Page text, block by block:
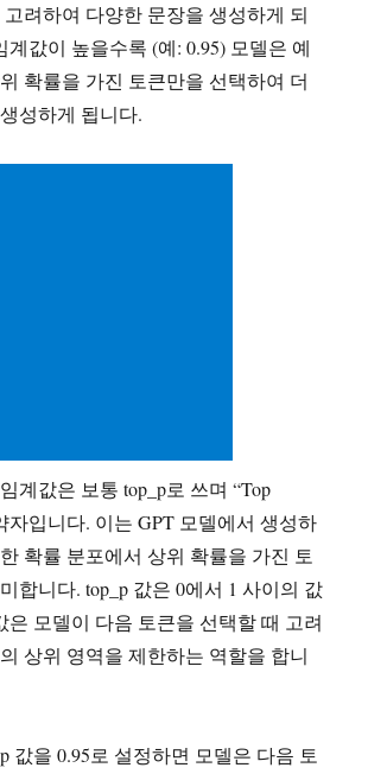
려하여 다양한 문장을 생성하게 되
계값이 높을수록 (예: 0.95) 모델은 예
확률을 가진 토큰만을 선택하여 더
성하게 됩니다.
계값은 보통 top_p로 쓰며 “Top
자입니다. 이는 GPT 모델에서 생성하
확률 분포에서 상위 확률을 가진 토
합니다. top_p 값은 0에서 1 사이의 값
은 모델이 다음 토큰을 선택할 때 고려
상위 영역을 제한하는 역할을 합니
값을 0.95로 설정하면 모델은 다음 토